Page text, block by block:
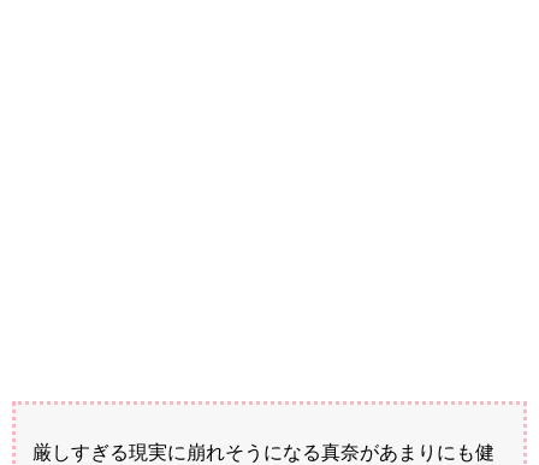
厳しすぎる現実に崩れそうになる真奈があまりにも健